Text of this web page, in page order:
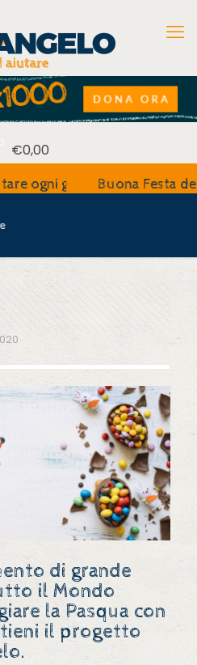
€0,00
giornoBuona Festa della
di grande
il Mondo
la Pasqua con
il progetto